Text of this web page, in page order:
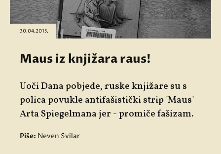
30.04.2015.
Maus iz knjižara raus!
Uoči Dana pobjede, ruske knjižare su s
polica povukle antifašistički strip 'Maus'
Arta Spiegelmana jer - promiče fašizam.
Piše: Neven Svilar